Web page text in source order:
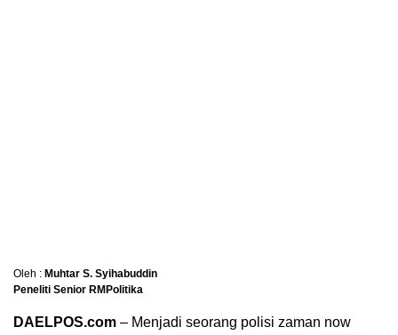
Oleh : Muhtar S. Syihabuddin
Peneliti Senior RMPolitika
DAELPOS.com – Menjadi seorang polisi zaman now